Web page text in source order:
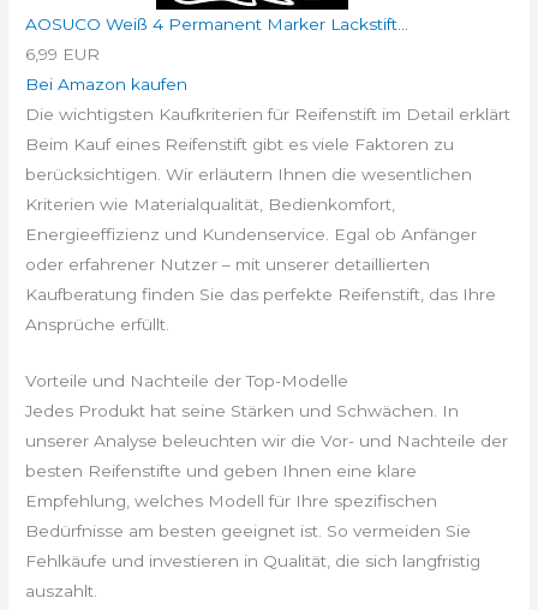
AOSUCO Weiß 4 Permanent Marker Lackstift...
6,99 EUR
Bei Amazon kaufen
Die wichtigsten Kaufkriterien für Reifenstift im Detail erklärt
Beim Kauf eines Reifenstift gibt es viele Faktoren zu
berücksichtigen. Wir erläutern Ihnen die wesentlichen
Kriterien wie Materialqualität, Bedienkomfort,
Energieeffizienz und Kundenservice. Egal ob Anfänger
oder erfahrener Nutzer – mit unserer detaillierten
Kaufberatung finden Sie das perfekte Reifenstift, das Ihre
Ansprüche erfüllt.
Vorteile und Nachteile der Top-Modelle
Jedes Produkt hat seine Stärken und Schwächen. In
unserer Analyse beleuchten wir die Vor- und Nachteile der
besten Reifenstifte und geben Ihnen eine klare
Empfehlung, welches Modell für Ihre spezifischen
Bedürfnisse am besten geeignet ist. So vermeiden Sie
Fehlkäufe und investieren in Qualität, die sich langfristig
auszahlt.